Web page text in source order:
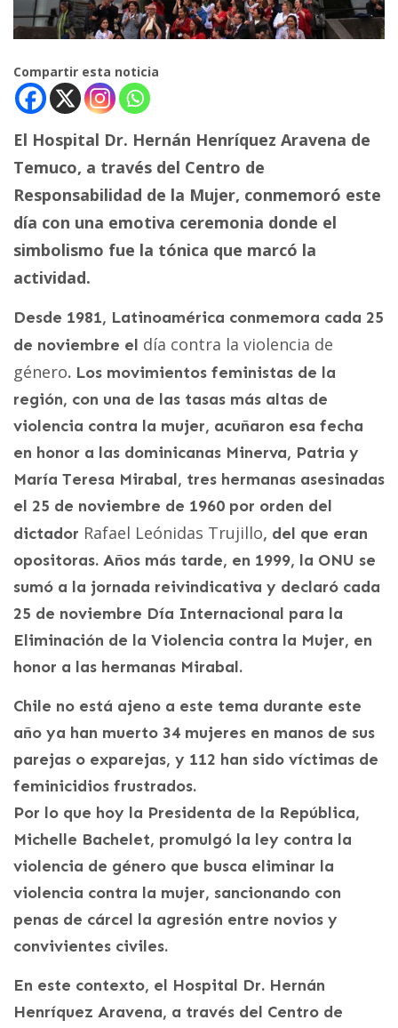
Compartir esta noticia
El Hospital Dr. Hernán Henríquez Aravena de
Temuco, a través del Centro de
Responsabilidad de la Mujer, conmemoró este
día con una emotiva ceremonia donde el
simbolismo fue la tónica que marcó la
actividad.
Desde 1981, Latinoamérica conmemora cada 25
de noviembre el día contra la violencia de
género. Los movimientos feministas de la
región, con una de las tasas más altas de
violencia contra la mujer, acuñaron esa fecha
en honor a las dominicanas Minerva, Patria y
María Teresa Mirabal, tres hermanas asesinadas
el 25 de noviembre de 1960 por orden del
dictador Rafael Leónidas Trujillo, del que eran
opositoras. Años más tarde, en 1999, la ONU se
sumó a la jornada reivindicativa y declaró cada
25 de noviembre Día Internacional para la
Eliminación de la Violencia contra la Mujer, en
honor a las hermanas Mirabal.
Chile no está ajeno a este tema durante este
año ya han muerto 34 mujeres en manos de sus
parejas o exparejas, y 112 han sido víctimas de
feminicidios frustrados.
Por lo que hoy la Presidenta de la República,
Michelle Bachelet, promulgó la ley contra la
violencia de género que busca eliminar la
violencia contra la mujer, sancionando con
penas de cárcel la agresión entre novios y
convivientes civiles.
En este contexto, el Hospital Dr. Hernán
Henríquez Aravena, a través del Centro de